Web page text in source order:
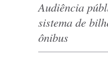
Audiência
sistema de
ônibus